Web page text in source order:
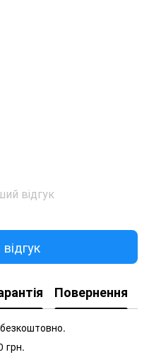
відгук
Повернення
грн.